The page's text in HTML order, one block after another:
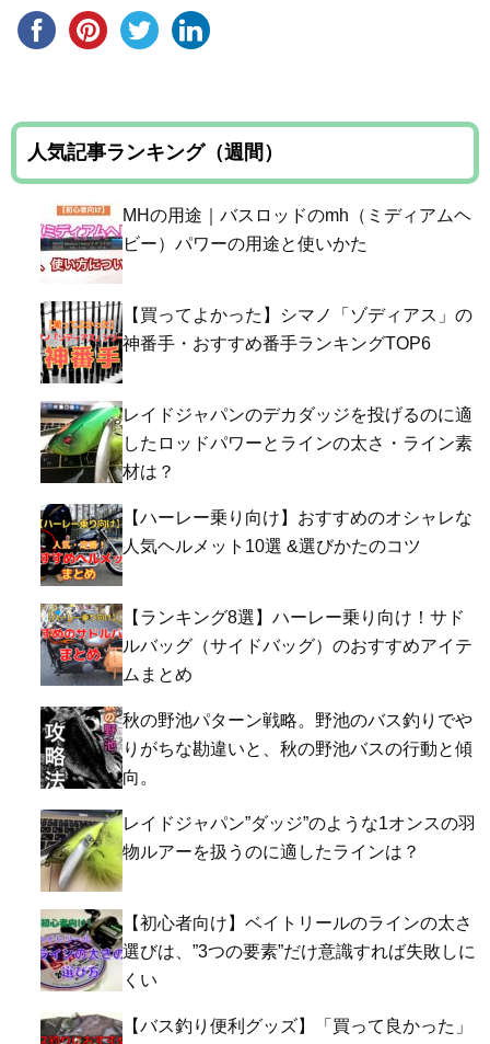
人気記事ランキング（週間）
MHの用途｜バスロッドのmh（ミディアムヘ
ビー）パワーの用途と使いかた
【買ってよかった】シマノ「ゾディアス」の
神番手・おすすめ番手ランキングTOP6
レイドジャパンのデカダッジを投げるのに適
したロッドパワーとラインの太さ・ライン素
材は？
【ハーレー乗り向け】おすすめのオシャレな
人気ヘルメット10選 &選びかたのコツ
【ランキング8選】ハーレー乗り向け！サド
ルバッグ（サイドバッグ）のおすすめアイテ
ムまとめ
秋の野池パターン戦略。野池のバス釣りでや
りがちな勘違いと、秋の野池バスの行動と傾
向。
レイドジャパン”ダッジ”のような1オンスの羽
物ルアーを扱うのに適したラインは？
【初心者向け】ベイトリールのラインの太さ
選びは、”3つの要素”だけ意識すれば失敗しに
くい
【バス釣り便利グッズ】「買って良かった」